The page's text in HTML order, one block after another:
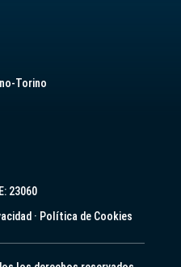
Torino
23060
· Política de Cookies